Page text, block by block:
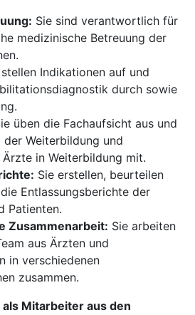
Sie sind verantwortlich für
medizinische Betreuung der
stellen Indikationen auf und
durch sowie
üben die Fachaufsicht aus und
Weiterbildung und
in Weiterbildung mit.
Sie erstellen, beurteilen
Entlassungsberichte der
Patienten.
Zusammenarbeit: Sie arbeiten
aus Ärzten und
in verschiedenen
zusammen.
Mitarbeiter aus den